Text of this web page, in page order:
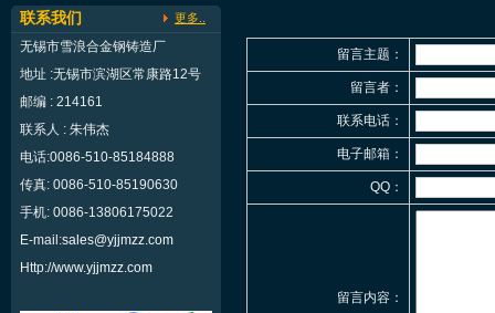
联系我们 更多..
无锡市雪浪合金钢铸造厂
地址 :无锡市滨湖区常康路12号
邮编 : 214161
联系人 : 朱伟杰
电话:0086-510-85184888
传真: 0086-510-85190630
手机: 0086-13806175022
E-mail:sales@yjjmzz.com
Http://www.yjjmzz.com
留言主题：
留言者：
联系电话：
电子邮箱：
QQ：
留言内容：